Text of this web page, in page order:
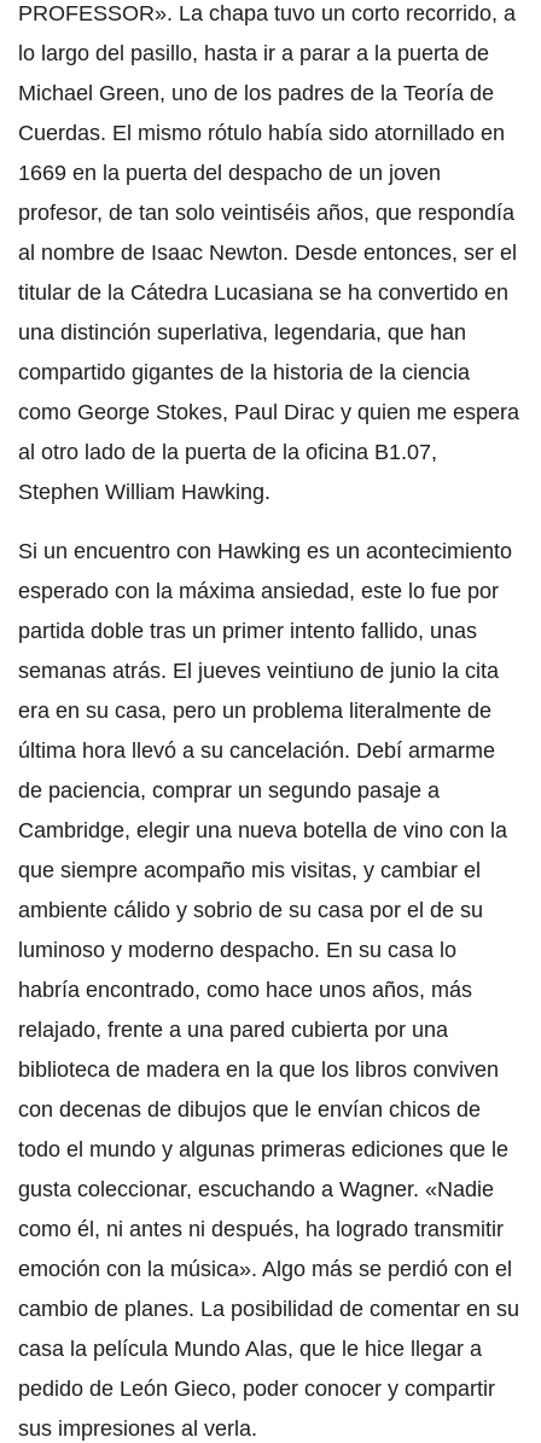
PROFESSOR». La chapa tuvo un corto recorrido, a
lo largo del pasillo, hasta ir a parar a la puerta de
Michael Green, uno de los padres de la Teoría de
Cuerdas. El mismo rótulo había sido atornillado en
1669 en la puerta del despacho de un joven
profesor, de tan solo veintiséis años, que respondía
al nombre de Isaac Newton. Desde entonces, ser el
titular de la Cátedra Lucasiana se ha convertido en
una distinción superlativa, legendaria, que han
compartido gigantes de la historia de la ciencia
como George Stokes, Paul Dirac y quien me espera
al otro lado de la puerta de la oficina B1.07,
Stephen William Hawking.
Si un encuentro con Hawking es un acontecimiento
esperado con la máxima ansiedad, este lo fue por
partida doble tras un primer intento fallido, unas
semanas atrás. El jueves veintiuno de junio la cita
era en su casa, pero un problema literalmente de
última hora llevó a su cancelación. Debí armarme
de paciencia, comprar un segundo pasaje a
Cambridge, elegir una nueva botella de vino con la
que siempre acompaño mis visitas, y cambiar el
ambiente cálido y sobrio de su casa por el de su
luminoso y moderno despacho. En su casa lo
habría encontrado, como hace unos años, más
relajado, frente a una pared cubierta por una
biblioteca de madera en la que los libros conviven
con decenas de dibujos que le envían chicos de
todo el mundo y algunas primeras ediciones que le
gusta coleccionar, escuchando a Wagner. «Nadie
como él, ni antes ni después, ha logrado transmitir
emoción con la música». Algo más se perdió con el
cambio de planes. La posibilidad de comentar en su
casa la película Mundo Alas, que le hice llegar a
pedido de León Gieco, poder conocer y compartir
sus impresiones al verla.